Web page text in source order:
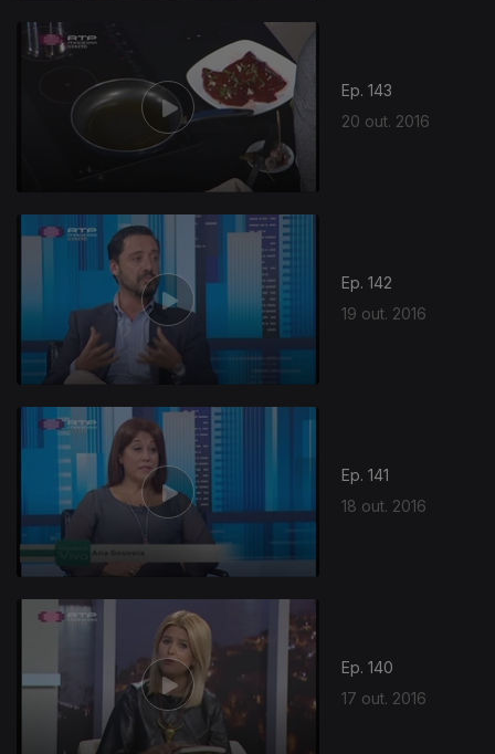
Ep. 143
20 out. 2016
Ep. 142
19 out. 2016
Ep. 141
18 out. 2016
Ep. 140
17 out. 2016